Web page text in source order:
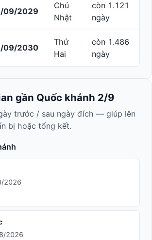
09/2029
Chủ
Nhật
còn 1.121
ngày
09/2030
Thứ
Hai
còn 1.486
ngày
gần Quốc khánh 2/9
trước / sau ngày đích — giúp lên
bị hoặc tổng kết.
2026
2026